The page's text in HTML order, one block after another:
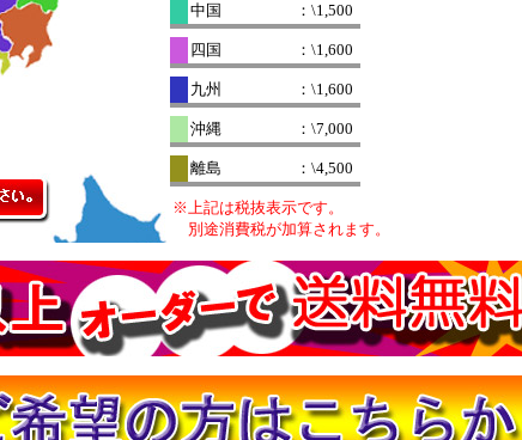
中国 ：\1,500
四国 ：\1,600
九州 ：\1,600
沖縄 ：\7,000
離島 ：\4,500
※上記は税抜表示です。
別途消費税が加算されます。